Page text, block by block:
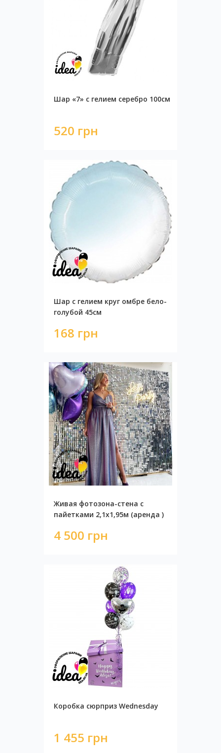
Шар «7» с гелием серебро 100см
520 грн
Шар с гелием круг омбре бело-
голубой 45см
168 грн
Живая фотозона-стена с
пайетками 2,1х1,95м (аренда )
4 500 грн
Коробка сюрприз Wednesday
1 455 грн